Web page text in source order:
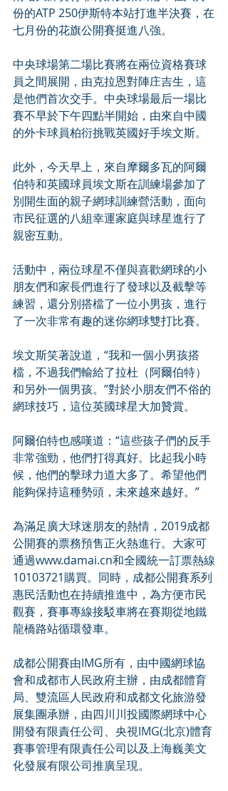
份的ATP 250伊斯特本站打進半決賽，在
七月份的花旗公開賽挺進八強。
中央球場第二場比賽將在兩位資格賽球
員之間展開，由克拉恩對陣庄吉生，這
是他們首次交手。中央球場最后一場比
賽不早於下午四點半開始，由來自中國
的外卡球員柏衍挑戰英國好手埃文斯。
此外，今天早上，來自摩爾多瓦的阿爾
伯特和英國球員埃文斯在訓練場參加了
別開生面的親子網球訓練營活動，面向
市民征選的八組幸運家庭與球星進行了
親密互動。
活動中，兩位球星不僅與喜歡網球的小
朋友們和家長們進行了發球以及截擊等
練習，還分別搭檔了一位小男孩，進行
了一次非常有趣的迷你網球雙打比賽。
埃文斯笑著說道，“我和一個小男孩搭
檔，不過我們輸給了拉杜（阿爾伯特）
和另外一個男孩。”對於小朋友們不俗的
網球技巧，這位英國球星大加贊賞。
阿爾伯特也感嘆道：“這些孩子們的反手
非常強勁，他們打得真好。比起我小時
候，他們的擊球力道大多了。希望他們
能夠保持這種勢頭，未來越來越好。”
為滿足廣大球迷朋友的熱情，2019成都
公開賽的票務預售正火熱進行。大家可
通過www.damai.cn和全國統一訂票熱線
10103721購買。同時，成都公開賽系列
惠民活動也在持續推進中，為方便市民
觀賽，賽事專線接駁車將在賽期從地鐵
龍橋路站循環發車。
成都公開賽由IMG所有，由中國網球協
會和成都市人民政府主辦，由成都體育
局、雙流區人民政府和成都文化旅游發
展集團承辦，由四川川投國際網球中心
開發有限責任公司、央視IMG(北京)體育
賽事管理有限責任公司以及上海巍美文
化發展有限公司推廣呈現。